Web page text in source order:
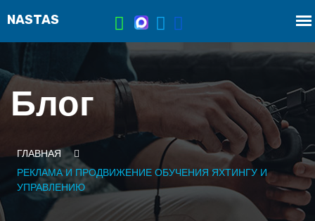
Блог
ГЛАВНАЯ
РЕКЛАМА И ПРОДВИЖЕНИЕ ОБУЧЕНИЯ ЯХТИНГУ И
УПРАВЛЕНИЮ